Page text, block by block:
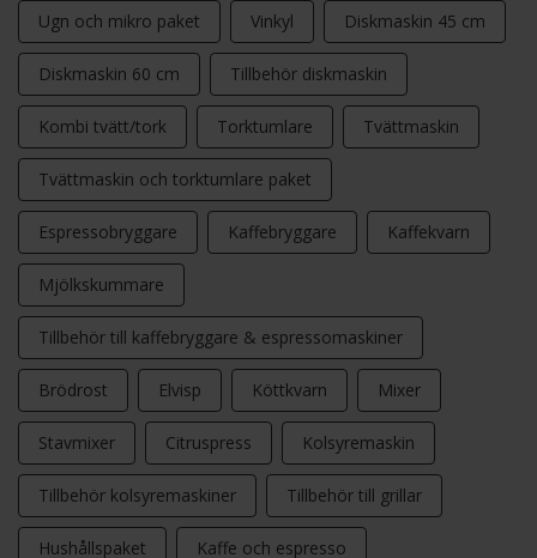
Ugn och mikro paket Vinkyl Diskmaskin 45 cm
Diskmaskin 60 cm Tillbehör diskmaskin
Kombi tvätt/tork Torktumlare Tvättmaskin
Tvättmaskin och torktumlare paket
Espressobryggare Kaffebryggare Kaffekvarn
Mjölkskummare
Tillbehör till kaffebryggare & espressomaskiner
Brödrost Elvisp Köttkvarn Mixer
Stavmixer Citruspress Kolsyremaskin
Tillbehör kolsyremaskiner Tillbehör till grillar
Hushållspaket Kaffe och espresso